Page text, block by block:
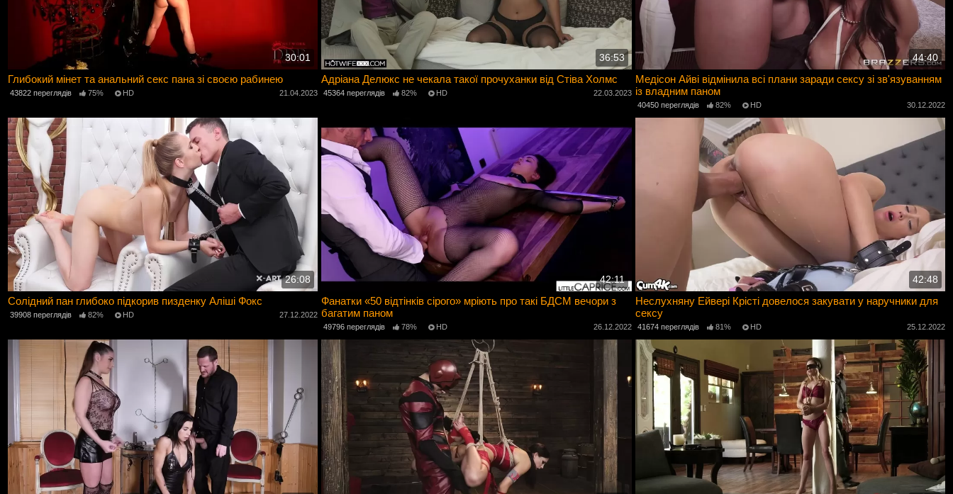
30:01
Глибокий мінет та анальний секс пана зі своєю рабинею
43822 переглядів 75% HD 21.04.2023
36:53
Адріана Делюкс не чекала такої прочуханки від Стіва Холмс
45364 переглядів 82% HD 22.03.2023
44:40
Медісон Айві відмінила всі плани заради сексу зі зв'язуванням
із владним паном
40450 переглядів 82% HD 30.12.2022
26:08
Солідний пан глибоко підкорив пизденку Аліші Фокс
39908 переглядів 82% HD 27.12.2022
42:11
Фанатки «50 відтінків сірого» мріють про такі БДСМ вечори з
багатим паном
49796 переглядів 78% HD 26.12.2022
42:48
Неслухняну Ейвері Крісті довелося закувати у наручники для
сексу
41674 переглядів 81% HD 25.12.2022